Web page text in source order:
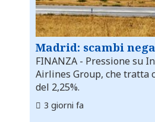
Madrid: scambi
FINANZA - Pressione su
Airlines Group, che tratta
del 2,25%.
3 giorni fa